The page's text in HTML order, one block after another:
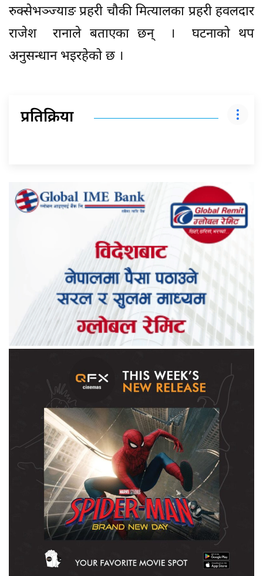
रुक्सेभञ्ज्याङ प्रहरी चौकी मित्यालका प्रहरी हवलदार
राजेश रानाले बताएका छन् । घटनाको थप
अनुसन्धान भइरहेको छ ।
प्रतिक्रिया